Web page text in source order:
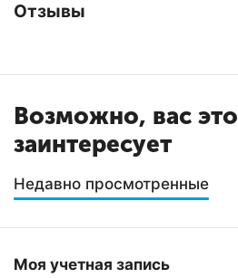
Отзывы
Возможно, вас это
заинтересует
Недавно просмотренные
Моя учетная запись